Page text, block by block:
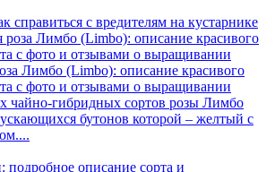
справиться с вредителям на кустарнике
Лимбо (Limbo): описание красивого
с фото и отзывами о выращивании
чайно-гибридных сортов розы Лимбо
бутонов которой – желтый с